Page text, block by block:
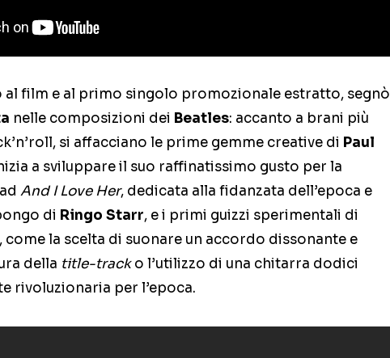
al film e al primo singolo promozionale estratto, segnò
nelle composizioni dei Beatles: accanto a brani più
si affacciano le prime gemme creative di Paul
a sviluppare il suo raffinatissimo gusto per la
And I Love Her, dedicata alla fidanzata dell’epoca e
di Ringo Starr, e i primi guizzi sperimentali di
, come la scelta di suonare un accordo dissonante e
della title-tracko l’utilizzo di una chitarra dodici
rivoluzionaria per l’epoca.